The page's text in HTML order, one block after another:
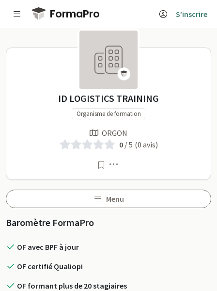
Passer au contenu principal
FormaPro S’inscrire
ID LOGISTICS TRAINING
ID LOGISTICS TRAINING
Organisme de formation
ORGON
0/ 5 (0 avis)
Menu
Profil
Baromètre FormaPro
OF avec BPF à jour
OF certifié Qualiopi
OF formant plus de 20 stagiaires